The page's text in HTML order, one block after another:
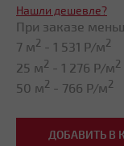
Нашли дешевле?
При заказе
7 м2 - 1 531 Р/м2
25 м2 - 1 276 Р/м2
50 м2 - 766 Р/м2
ДОБАВИТЬ В